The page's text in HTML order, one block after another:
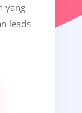
yang
leads